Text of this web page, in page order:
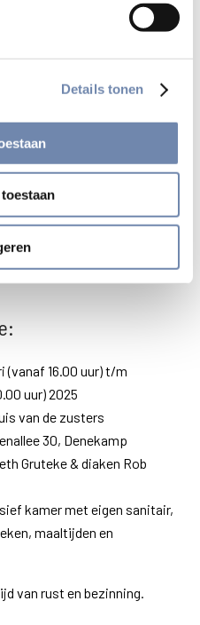
Details tonen
van Loyola (her-)ontdek je
van geloof en roeping.
: Je hebt de
een gesprekken met
keer je met nieuwe
leven.
te verankeren in Gods
(vanaf 16.00 uur) t/m
uur) 2025
van de zusters
30, Denekamp
Gruteke & diaken Rob
kamer met eigen sanitair,
maaltijden en
van rust en bezinning.